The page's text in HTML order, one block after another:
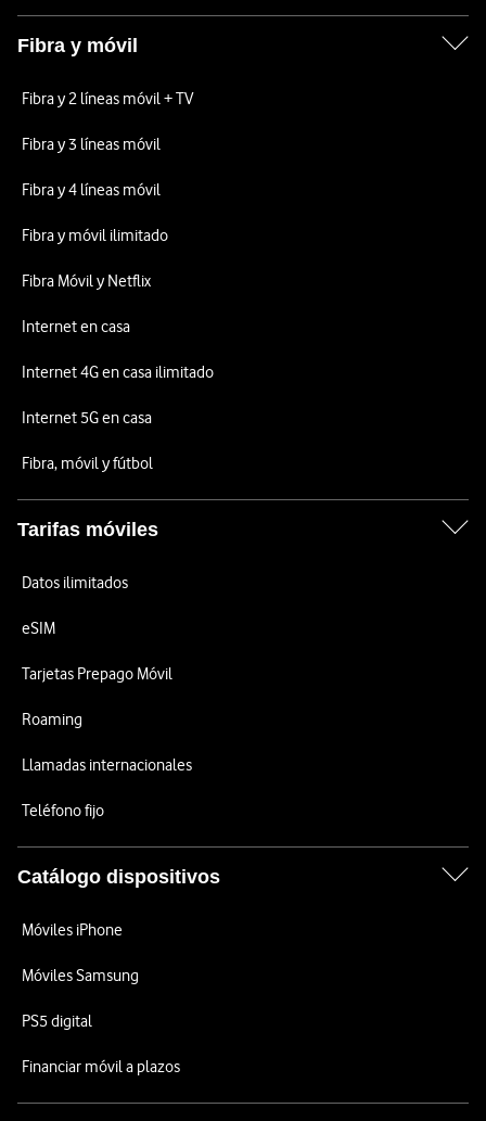
Fibra y móvil
Fibra y 2 líneas móvil + TV
Fibra y 3 líneas móvil
Fibra y 4 líneas móvil
Fibra y móvil ilimitado
Fibra Móvil y Netflix
Internet en casa
Internet 4G en casa ilimitado
Internet 5G en casa
Fibra, móvil y fútbol
Tarifas móviles
Datos ilimitados
eSIM
Tarjetas Prepago Móvil
Roaming
Llamadas internacionales
Teléfono fijo
Catálogo dispositivos
Móviles iPhone
Móviles Samsung
PS5 digital
Financiar móvil a plazos